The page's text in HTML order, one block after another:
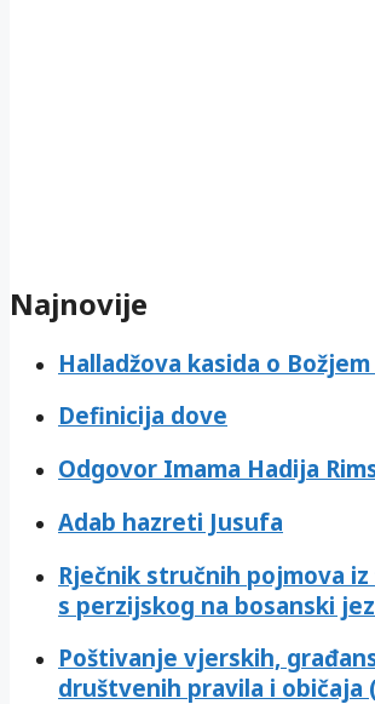
Najnovije
Halladžova kasida o
Definicija dove
Odgovor Imama Hadija
Adab hazreti Jusufa
Rječnik stručnih pojmova
s perzijskog na bosanski
Poštivanje vjerskih,
društvenih pravila i običaja